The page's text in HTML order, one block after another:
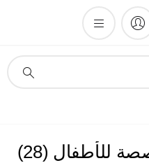
للأطفال (
28
)